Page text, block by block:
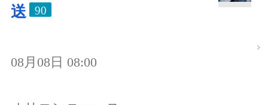
送
90
08月08日 08:00